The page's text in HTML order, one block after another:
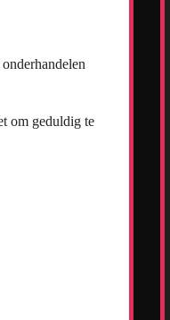
om geduldig te